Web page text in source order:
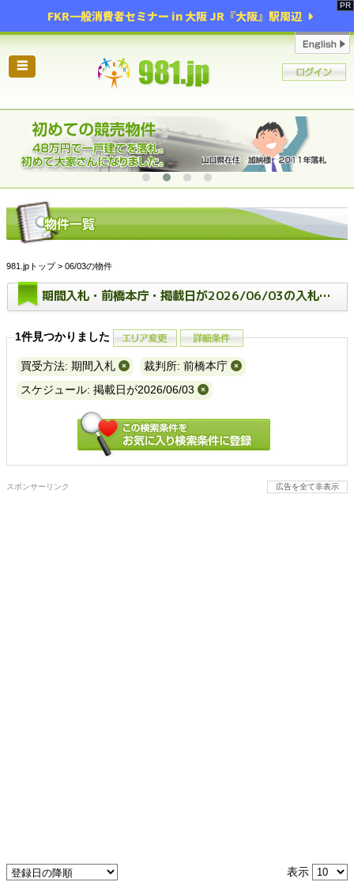
FKR一般消費者セミナー in 大阪 JR『大阪』駅周辺
☰
981.jpトップ> 06/03の物件
期間入札・前橋本庁・掲載日が2026/06/03の入札期間中の物件一覧
1件見つかりました
買受方法: 期間入札
裁判所: 前橋本庁
スケジュール: 掲載日が2026/06/03
スポンサーリンク 広告を全て非表示
表示